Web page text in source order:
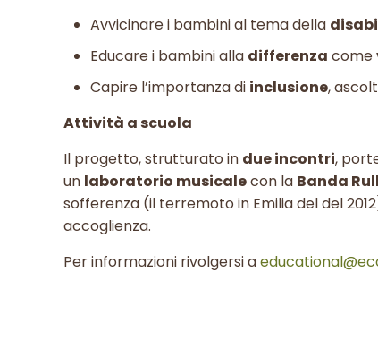
Avvicinare i bambini al tema della
Educare i bambini alla differenza come
Capire l’importanza di inclusione,
Attività a scuola
Il progetto, strutturato in due incontri,
un laboratorio musicalecon la Banda
sofferenza (il terremoto in Emilia del del
accoglienza.
Per informazioni rivolgersi a